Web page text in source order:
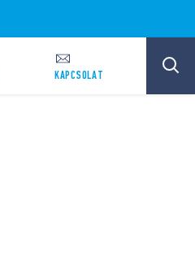
KAPCSOLAT